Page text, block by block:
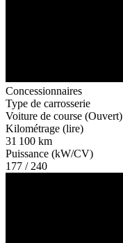
Concessionnaires
Type de carrosserie
Voiture de course (Ouvert)
Kilométrage (lire)
31 100 km
Puissance (kW/CV)
177 / 240